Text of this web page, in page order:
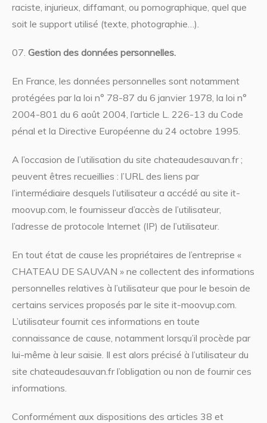
raciste, injurieux, diffamant, ou pornographique, quel que
soit le support utilisé (texte, photographie…).
Gestion des données personnelles.
En France, les données personnelles sont notamment
protégées par la loi n° 78-87 du 6 janvier 1978, la loi n°
2004-801 du 6 août 2004, l’article L. 226-13 du Code
pénal et la Directive Européenne du 24 octobre 1995.
A l’occasion de l’utilisation du site chateaudesauvan.fr ;
peuvent êtres recueillies : l’URL des liens par
l’intermédiaire desquels l’utilisateur a accédé au site it-
moovup.com, le fournisseur d’accès de l’utilisateur,
l’adresse de protocole Internet (IP) de l’utilisateur.
En tout état de cause les propriétaires de l’entreprise «
CHATEAU DE SAUVAN » ne collectent des informations
personnelles relatives à l’utilisateur que pour le besoin de
certains services proposés par le site it-moovup.com.
L’utilisateur fournit ces informations en toute
connaissance de cause, notamment lorsqu’il procède par
lui-même à leur saisie. Il est alors précisé à l’utilisateur du
site chateaudesauvan.fr l’obligation ou non de fournir ces
informations.
Conformément aux dispositions des articles 38 et